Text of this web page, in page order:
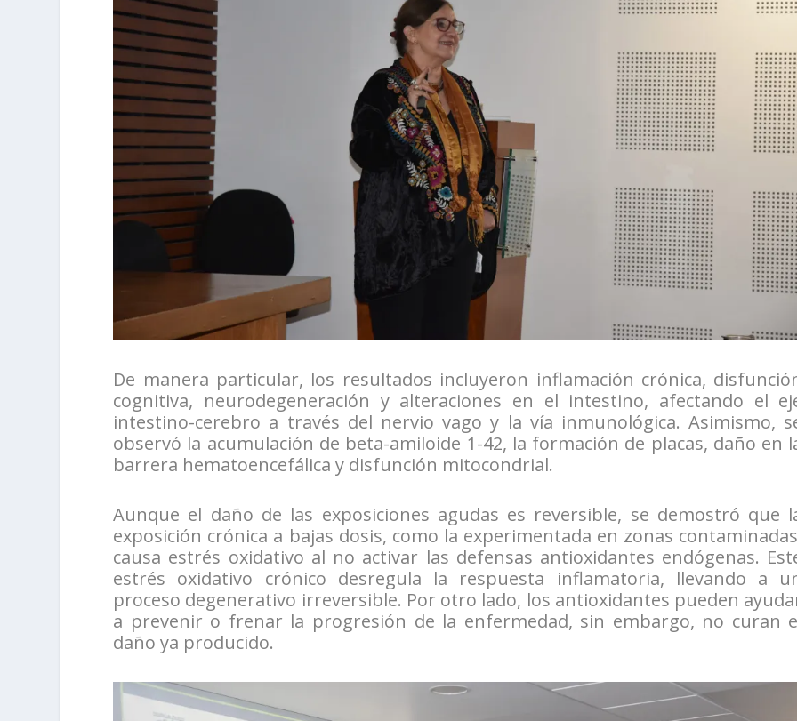
De manera particular, los resultados incluyeron inflamación crónica,
cognitiva, neurodegeneración y alteraciones en el intestino, afectando el
intestino-cerebro a través del nervio vago y la vía inmunológica. Asimismo,
observó la acumulación de beta-amiloide 1-42, la formación de placas, daño en
barrera hematoencefálica y disfunción mitocondrial.
Aunque el daño de las exposiciones agudas es reversible, se demostró que
exposición crónica a bajas dosis, como la experimentada en zonas
causa estrés oxidativo al no activar las defensas antioxidantes endógenas.
estrés oxidativo crónico desregula la respuesta inflamatoria, llevando a
proceso degenerativo irreversible. Por otro lado, los antioxidantes pueden
a prevenir o frenar la progresión de la enfermedad, sin embargo, no curan
daño ya producido.